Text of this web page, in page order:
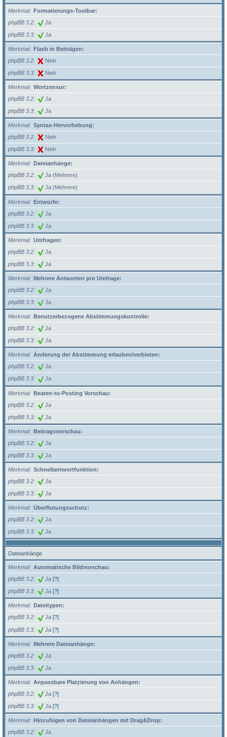
Merkmal
Formatierungs-Toolbar:
phpBB 3.2
Ja
phpBB 3.3 Ja
Merkmal
Flash in Beiträgen:
phpBB 3.2
Nein
phpBB 3.3 Nein
Merkmal
Wortzensur:
phpBB 3.2
Ja
phpBB 3.3 Ja
Merkmal
Syntax-Hervorhebung:
phpBB 3.2
Nein
phpBB 3.3 Nein
Merkmal
Dateianhänge:
phpBB 3.2
Ja (Mehrere)
phpBB 3.3 Ja (Mehrere)
Merkmal
Entwürfe:
phpBB 3.2
Ja
phpBB 3.3 Ja
Merkmal
Umfragen:
phpBB 3.2
Ja
phpBB 3.3 Ja
Merkmal
Mehrere Antworten pro Umfrage:
phpBB 3.2
Ja
phpBB 3.3 Ja
Merkmal
Benutzerbezogene Abstimmungskontrolle:
phpBB 3.2
Ja
phpBB 3.3 Ja
Merkmal
Änderung der Abstimmung erlauben/verbieten:
phpBB 3.2
Ja
phpBB 3.3 Ja
Merkmal
Beaten-to-Posting Vorschau:
phpBB 3.2
Ja
phpBB 3.3 Ja
Merkmal
Beitragsvorschau:
phpBB 3.2
Ja
phpBB 3.3 Ja
Merkmal
Schnellantwortfunktion:
phpBB 3.2
Ja
phpBB 3.3 Ja
Merkmal
Überflutungsschutz:
phpBB 3.2
Ja
phpBB 3.3 Ja
Dateianhänge
Merkmal
Automatische Bildvorschau:
phpBB 3.2
Ja [?]
phpBB 3.3 Ja [?]
Merkmal
Dateitypen:
phpBB 3.2
Ja [?]
phpBB 3.3 Ja [?]
Merkmal
Mehrere Dateianhänge:
phpBB 3.2
Ja
phpBB 3.3 Ja
Merkmal
Anpassbare Platzierung von Anhängen:
phpBB 3.2
Ja [?]
phpBB 3.3 Ja [?]
Merkmal
Hinzufügen von Dateianhängen mit Drag&Drop:
phpBB 3.2
Ja